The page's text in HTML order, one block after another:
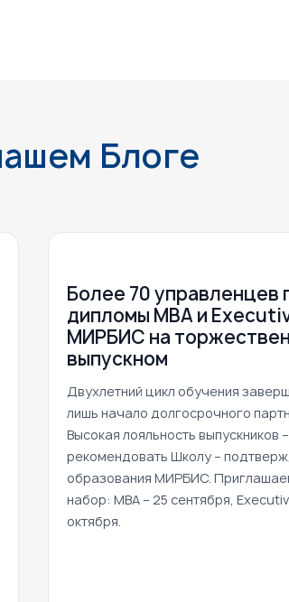
Блоге
Более 70 управленцев
дипломы MBA и
МИРБИС на
выпускном
Двухлетний цикл обучения
лишь начало долгосрочного
Высокая лояльность выпускников
рекомендовать Школу –
образования МИРБИС.
набор: MBA – 25 сентября,
октября.